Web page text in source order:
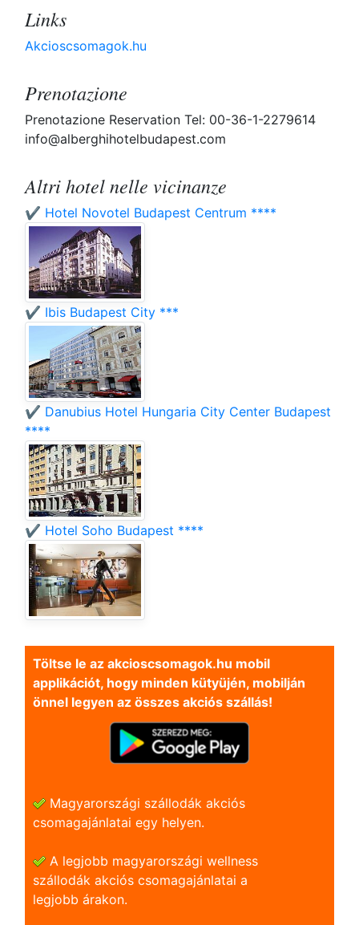
Links
Akcioscsomagok.hu
Prenotazione
Prenotazione Reservation Tel: 00-36-1-2279614
info@alberghihotelbudapest.com
Altri hotel nelle vicinanze
✔️ Hotel Novotel Budapest Centrum ****
✔️ Ibis Budapest City ***
✔️ Danubius Hotel Hungaria City Center Budapest
****
✔️ Hotel Soho Budapest ****
Töltse le az akcioscsomagok.hu mobil
applikációt, hogy minden kütyüjén, mobilján
önnel legyen az összes akciós szállás!
Magyarországi szállodák akciós
csomagajánlatai egy helyen.
A legjobb magyarországi wellness
szállodák akciós csomagajánlatai a
legjobb árakon.